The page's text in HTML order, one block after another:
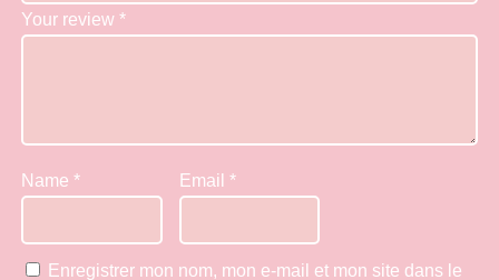
i
t
Your review *
Name * Email *
Enregistrer mon nom, mon e-mail et mon site dans le